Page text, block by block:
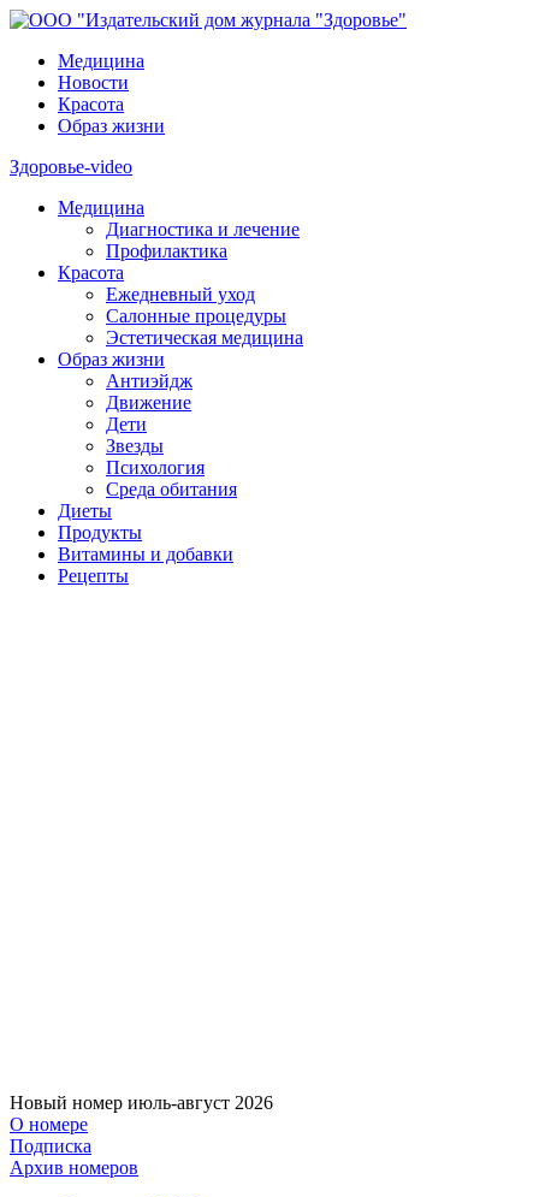
Медицина
Новости
Красота
Образ жизни
Здоровье-video
Медицина
Диагностика и лечение
Профилактика
Красота
Ежедневный уход
Салонные процедуры
Эстетическая медицина
Образ жизни
Антиэйдж
Движение
Дети
Звезды
Психология
Среда обитания
Диеты
Продукты
Витамины и добавки
Рецепты
Новый номер июль-август 2026
О номере
Подписка
Архив номеров